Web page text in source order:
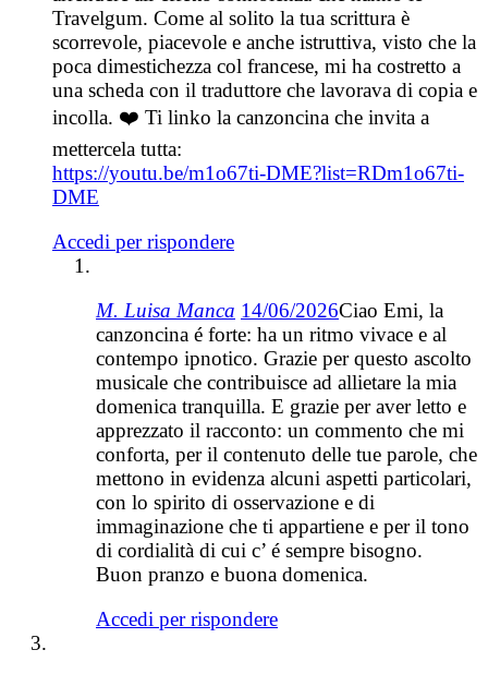
Travelgum. Come al solito la tua scrittura è
scorrevole, piacevole e anche istruttiva, visto che la
poca dimestichezza col francese, mi ha costretto a
una scheda con il traduttore che lavorava di copia e
incolla. ❤️ Ti linko la canzoncina che invita a
mettercela tutta:
https://youtu.be/m1o67ti-DME?list=RDm1o67ti-
DME
Accedi per rispondere
M. Luisa Manca 14/06/2026Ciao Emi, la
canzoncina é forte: ha un ritmo vivace e al
contempo ipnotico. Grazie per questo ascolto
musicale che contribuisce ad allietare la mia
domenica tranquilla. E grazie per aver letto e
apprezzato il racconto: un commento che mi
conforta, per il contenuto delle tue parole, che
mettono in evidenza alcuni aspetti particolari,
con lo spirito di osservazione e di
immaginazione che ti appartiene e per il tono
di cordialità di cui c’ é sempre bisogno.
Buon pranzo e buona domenica.
Accedi per rispondere